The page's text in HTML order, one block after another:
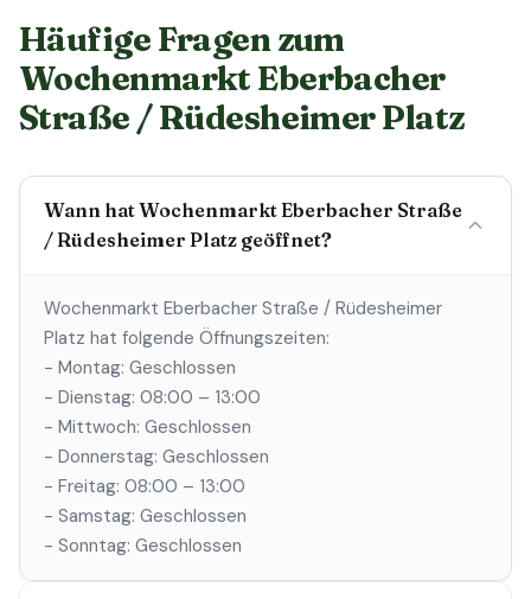
Häufige Fragen zum
Wochenmarkt Eberbacher
Straße / Rüdesheimer Platz
Wann hat Wochenmarkt Eberbacher Straße
/ Rüdesheimer Platz geöffnet?
Wochenmarkt Eberbacher Straße / Rüdesheimer
Platz hat folgende Öffnungszeiten:
- Montag: Geschlossen
- Dienstag: 08:00 – 13:00
- Mittwoch: Geschlossen
- Donnerstag: Geschlossen
- Freitag: 08:00 – 13:00
- Samstag: Geschlossen
- Sonntag: Geschlossen